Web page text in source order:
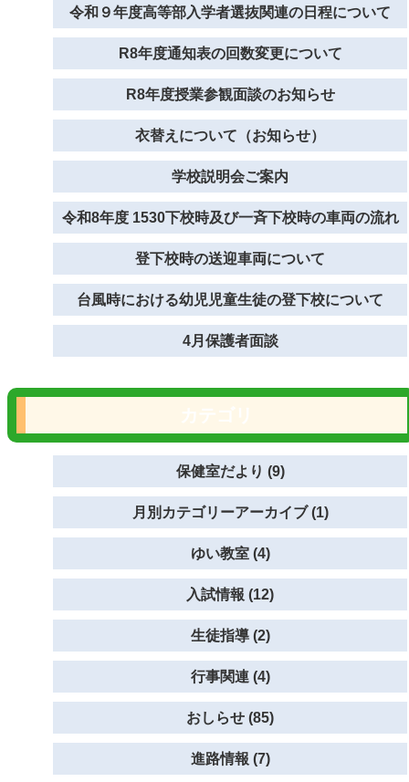
令和９年度高等部入学者選抜関連の日程について
R8年度通知表の回数変更について
R8年度授業参観面談のお知らせ
衣替えについて（お知らせ）
学校説明会ご案内
令和8年度 1530下校時及び一斉下校時の車両の流れ
登下校時の送迎車両について
台風時における幼児児童生徒の登下校について
4月保護者面談
保健室だより (9)
月別カテゴリーアーカイブ (1)
ゆい教室 (4)
入試情報 (12)
生徒指導 (2)
行事関連 (4)
おしらせ (85)
進路情報 (7)